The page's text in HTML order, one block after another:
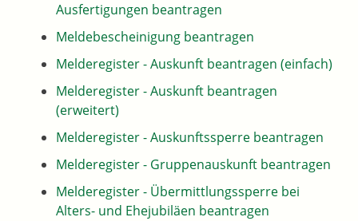
Ausfertigungen beantragen
Meldebescheinigung beantragen
Melderegister - Auskunft beantragen (einfach)
Melderegister - Auskunft beantragen
(erweitert)
Melderegister - Auskunftssperre beantragen
Melderegister - Gruppenauskunft beantragen
Melderegister - Übermittlungssperre bei
Alters- und Ehejubiläen beantragen